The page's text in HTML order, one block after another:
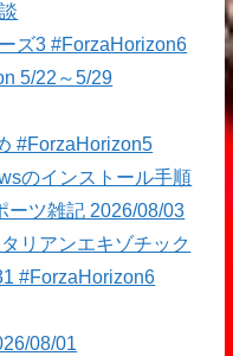
ズ3 #ForzaHorizon6
5/22～5/29
#ForzaHorizon5
のインストール手順
ーツ雑記 2026/08/03
リアンエキゾチック
#ForzaHorizon6
08/01